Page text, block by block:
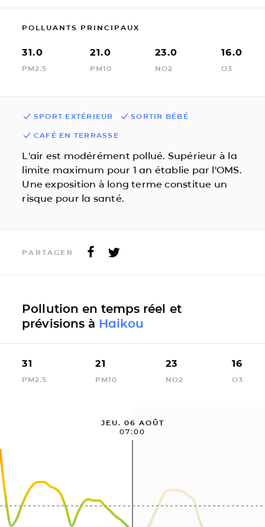
POLLUANTS PRINCIPAUX
31.0
PM2.5
21.0
PM10
23.0
NO2
16.0
O3
SPORT EXTÉRIEUR SORTIR BÉBÉ
CAFÉ EN TERRASSE
L'air est modérément pollué. Supérieur à la
limite maximum pour 1 an établie par l'OMS.
Une exposition à long terme constitue un
risque pour la santé.
PARTAGER
Pollution en temps réel et
prévisions à Haikou
31
PM2.5
21
PM10
23
NO2
16
O3
JEU. 06 AOÛT
07:00